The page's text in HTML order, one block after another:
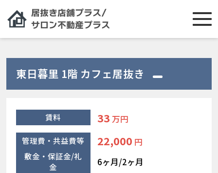
東日暮里 1階 カフェ居抜き
賃料 33 万円
管理費・共益費等 22,000 円
敷金・保証金/礼
金
6ヶ月/2ヶ月